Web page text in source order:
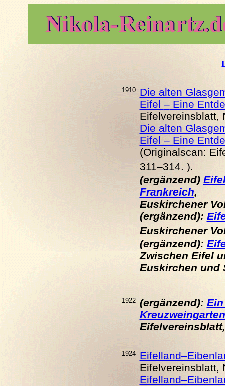
1910
Die alten
Eifel –Eine
Eifelvereinsblatt,
Die alten
Eifel – Eine
(Originalscan:
311–314. ).
(ergänzend)
Frankreich,
Euskirchener
(ergänzend):
Euskirchener
(ergänzend):
Zwischen Eifel
Euskirchen und
1922 (ergänzend):
1924
Eifelvereinsblatt,